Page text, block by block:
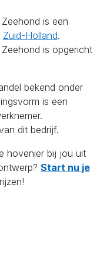
is een
Zuid-Holland.
is opgericht
bekend onder
is een
dit bedrijf.
hovenier bij jou uit
Start nu je